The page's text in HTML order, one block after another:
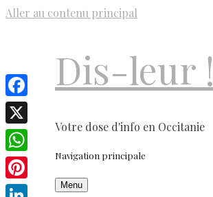
Aller au contenu principal
Dis-leur !
Votre dose d'info en Occitanie
Navigation principale
Menu
Facebook
X
WhatsApp
Pinterest